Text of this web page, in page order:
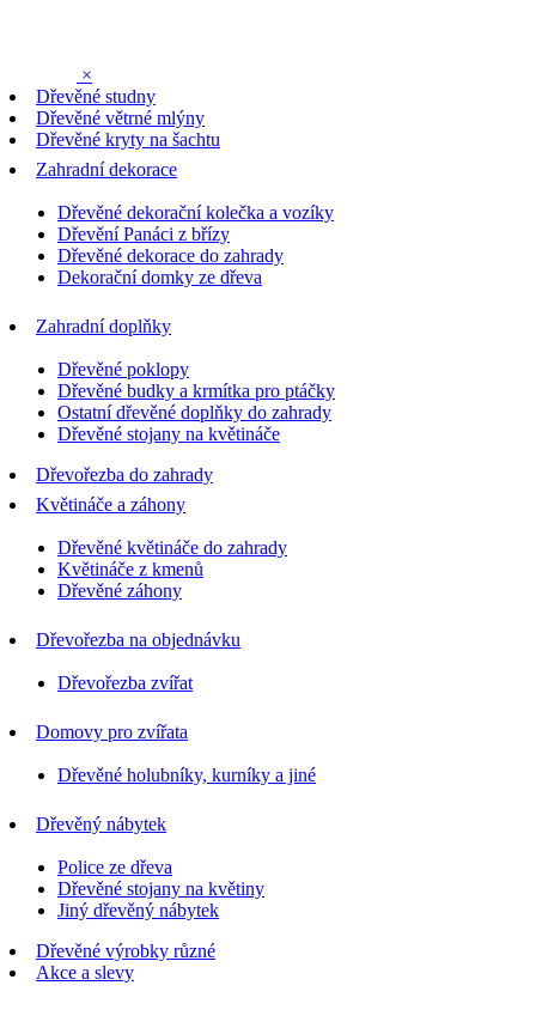
×
Dřevěné studny
Dřevěné větrné mlýny
Dřevěné kryty na šachtu
Zahradní dekorace
Dřevěné dekorační kolečka a vozíky
Dřevění Panáci z břízy
Dřevěné dekorace do zahrady
Dekorační domky ze dřeva
Zahradní doplňky
Dřevěné poklopy
Dřevěné budky a krmítka pro ptáčky
Ostatní dřevěné doplňky do zahrady
Dřevěné stojany na květináče
Dřevořezba do zahrady
Květináče a záhony
Dřevěné květináče do zahrady
Květináče z kmenů
Dřevěné záhony
Dřevořezba na objednávku
Dřevořezba zvířat
Domovy pro zvířata
Dřevěné holubníky, kurníky a jiné
Dřevěný nábytek
Police ze dřeva
Dřevěné stojany na květiny
Jiný dřevěný nábytek
Dřevěné výrobky různé
Akce a slevy